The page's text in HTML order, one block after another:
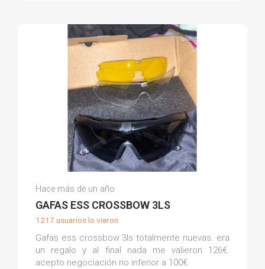
Natalia S.
(0)
Hace más de un año
GAFAS ESS CROSSBOW 3LS
1217 usuarios lo vieron
Gafas ess crossbow 3ls totalmente nuevas. era
un regalo y al final nada me valieron 126€.
acepto negociación no inferior a 100€